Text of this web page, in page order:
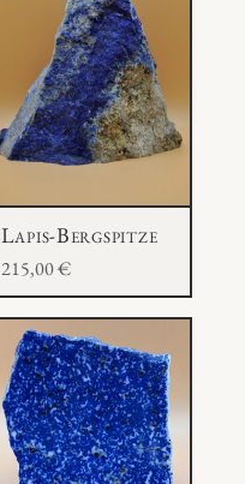
Lapis-Bergspitze
215,00€